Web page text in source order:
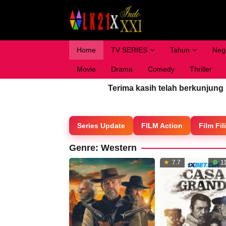
Home TV SERIES Tahun
Movie Drama Comedy Thriller
Terima kasih telah berkunjung
Series Update FILM Action Film
Genre: Western
7.7